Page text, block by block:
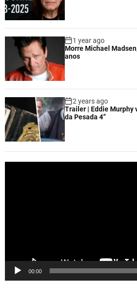
1 year ago
Morre Michael
anos
2 years ago
Trailer | Eddie Murphy
da Pesada 4”
00:00